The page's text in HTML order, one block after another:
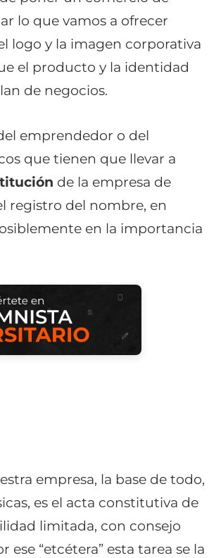
lo que vamos a ofrecer
logo y la imagen corporativa
el producto y la identidad
de negocios.
emprendedor o del
que tienen que llevar a
de la empresa de
registro del nombre, en
en la importancia
empresa, la base de todo,
es el acta constitutiva de
limitada, con consejo
“etcétera” esta tarea se la